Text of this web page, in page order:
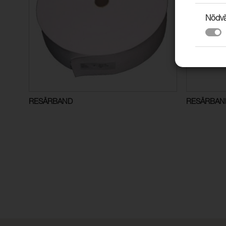
RESÅRBAND